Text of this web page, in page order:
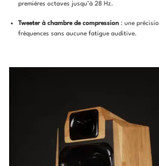
premières octaves jusqu’à 28 Hz.
Tweeter à chambre de compression: une
fréquences sans aucune fatigue auditive.